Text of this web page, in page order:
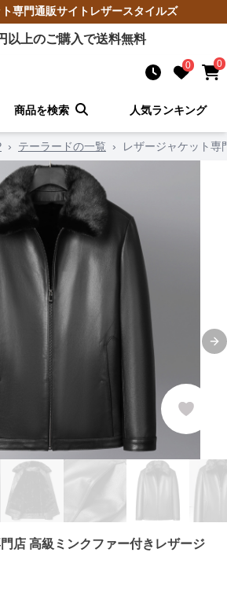
専門通販サイト レザースタイルズ
以上のご購入で送料無料
0 0
商品を検索 人気ランキング
› テーラードの一覧 › レザージャケット専
店 高級ミンクファー付きレザージ